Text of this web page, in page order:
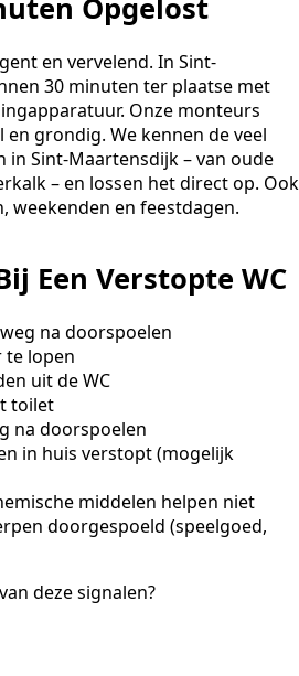
Opgelost
en vervelend. In Sint-
30 minuten ter plaatse met
Onze monteurs
grondig. We kennen de veel
Sint-Maartensdijk – van oude
– en lossen het direct op. Ook
weekenden en feestdagen.
Een Verstopte WC
na doorspoelen
te lopen
uit de WC
toilet
na doorspoelen
in huis verstopt (mogelijk
middelen helpen niet
doorgespoeld (speelgoed,
deze signalen?